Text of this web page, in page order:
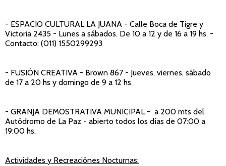
- ESPACIO CULTURAL LA JUANA - Calle Boca de Tigre y
Victoria 2435 - Lunes a sábados. De 10 a 12 y de 16 a 19 hs. -
Contacto: (011) 1550299293
- FUSIÓN CREATIVA - Brown 867 - Jueves, viernes, sábado
de 17 a 20 hs y domingo de 9 a 12 hs
- GRANJA DEMOSTRATIVA MUNICIPAL- a 200 mts del
Autódromo de La Paz - abierto todos los días de 07:00 a
19:00 hs.
Actividades y Recreaciónes Nocturnas: